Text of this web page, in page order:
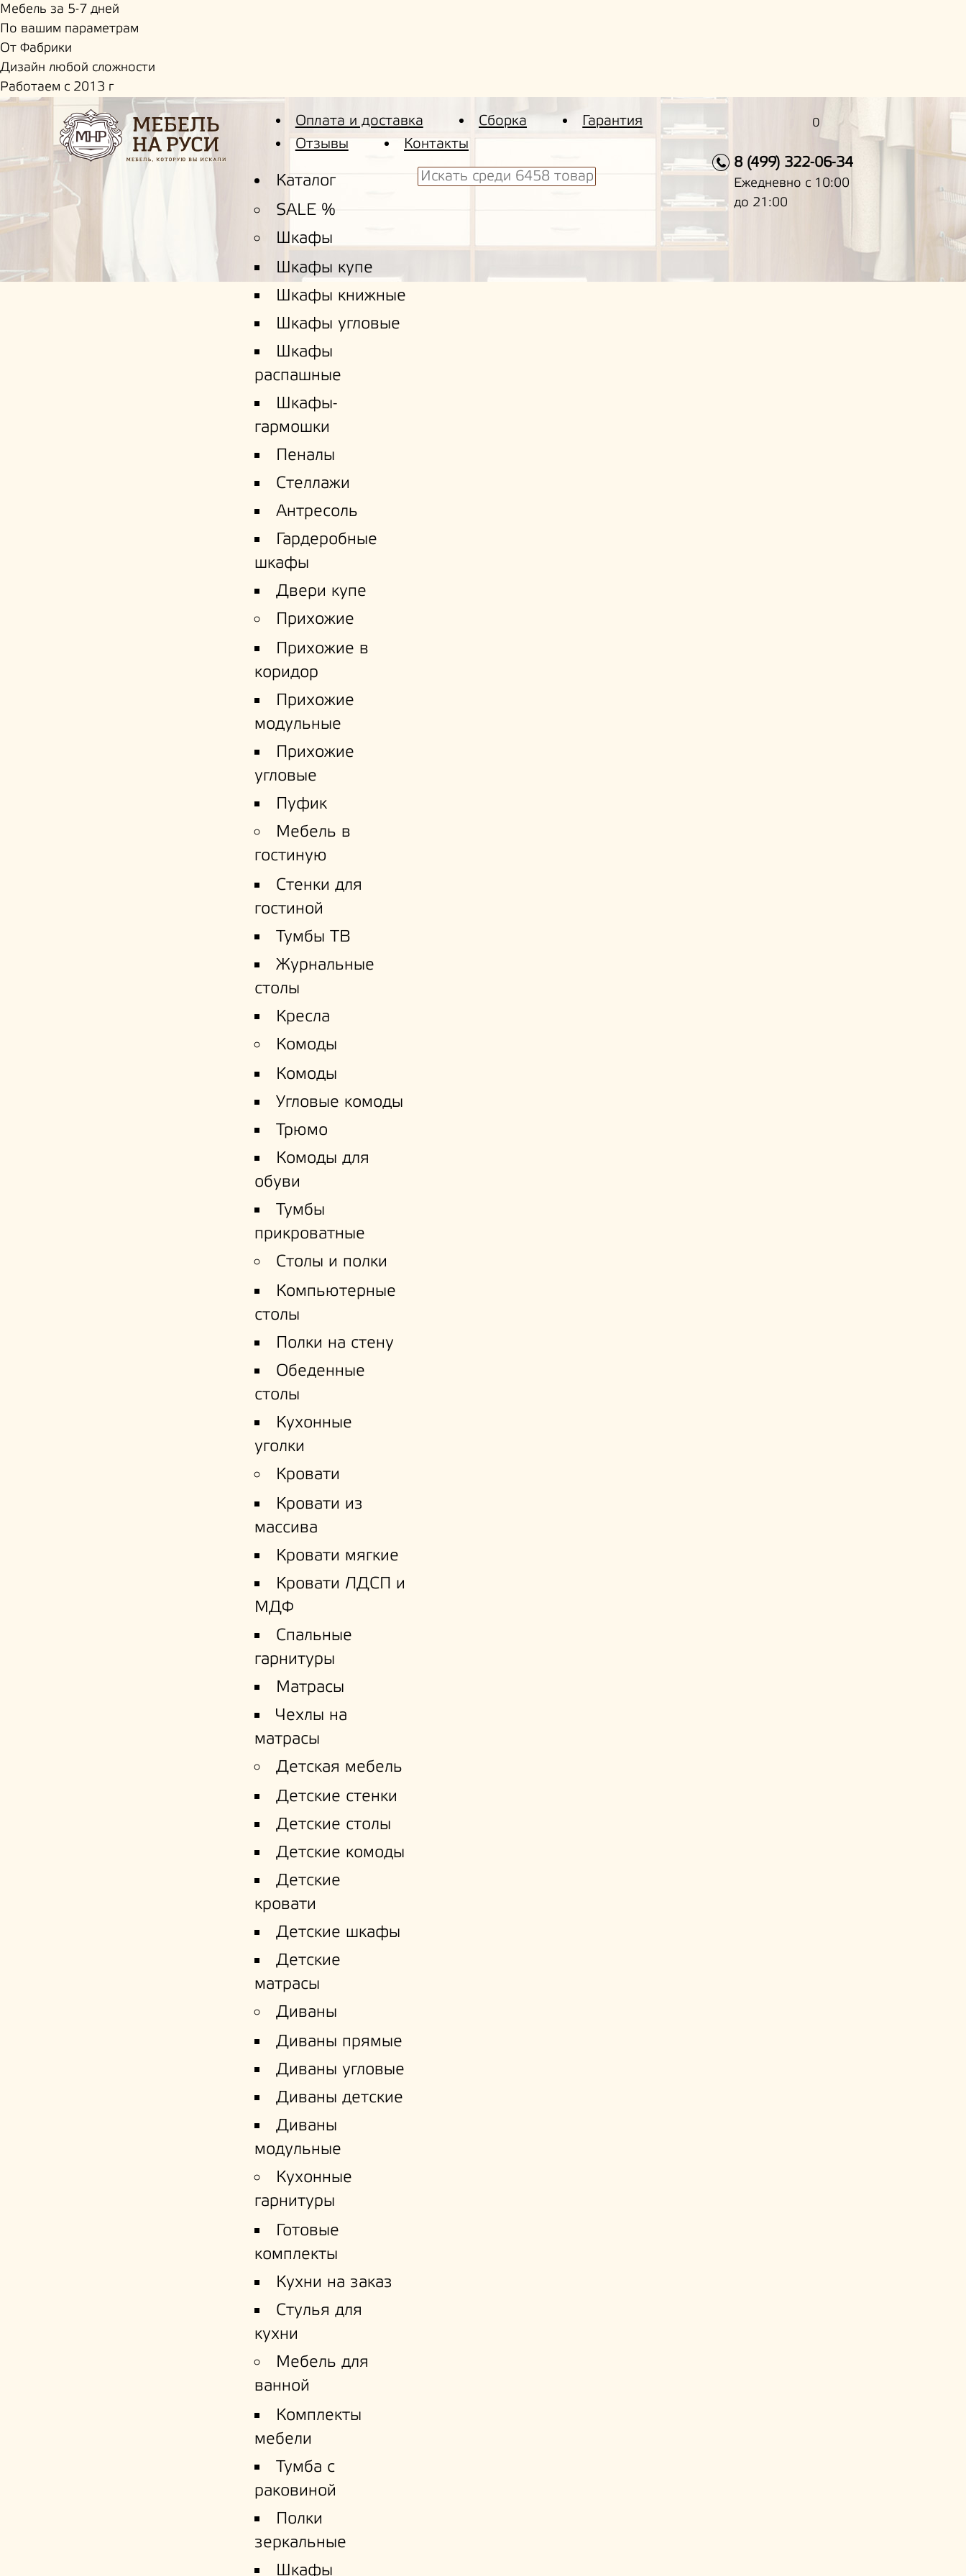
Мебель за 5-7 дней
По вашим параметрам
От Фабрики
Дизайн любой сложности
Работаем с 2013 г
Оплата и доставка Сборка
Гарантия
Отзывы
Контакты
Каталог
SALE %
Шкафы
Шкафы купе
Шкафы книжные
Шкафы угловые
Шкафы
распашные
Шкафы-
гармошки
Пеналы
Стеллажи
Антресоль
Гардеробные
шкафы
Двери купе
Прихожие
Прихожие в
коридор
Прихожие
модульные
Прихожие
угловые
Пуфик
Мебель в
гостиную
Стенки для
гостиной
Тумбы ТВ
Журнальные
столы
Кресла
Комоды
Комоды
Угловые комоды
Трюмо
Комоды для
обуви
Тумбы
прикроватные
Столы и полки
Компьютерные
столы
Полки на стену
Обеденные
столы
Кухонные
уголки
Кровати
Кровати из
массива
Кровати мягкие
Кровати ЛДСП и
МДФ
Спальные
гарнитуры
Матрасы
Чехлы на
матрасы
Детская мебель
Детские стенки
Детские столы
Детские комоды
Детские
кровати
Детские шкафы
Детские
матрасы
Диваны
Диваны прямые
Диваны угловые
Диваны детские
Диваны
модульные
Кухонные
гарнитуры
Готовые
комплекты
Кухни на заказ
Стулья для
кухни
Мебель для
ванной
Комплекты
мебели
Тумба с
раковиной
Полки
зеркальные
Шкафы
0
8 (499) 322-06-34
Ежедневно с 10:00
до 21:00